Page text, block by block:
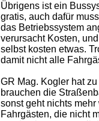
Übrigens ist ein
gratis, auch dafür
das Betriebssystem
verursacht Kosten,
selbst kosten etwas.
damit nicht alle
GR Mag. Kogler hat
brauchen die
sonst geht nichts
Fahrgästen, die nicht